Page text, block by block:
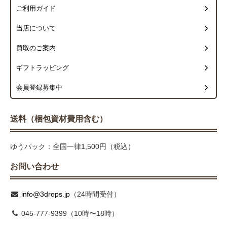
ご利用ガイド
当店について
買取のご案内
ギフトラッピング
会員登録募集中
送料（梱包資材費用含む）
ゆうパック：全国一律1,500円（税込）
お問い合わせ
info@3drops.jp （24時間受付）
045-777-9399（10時〜18時）